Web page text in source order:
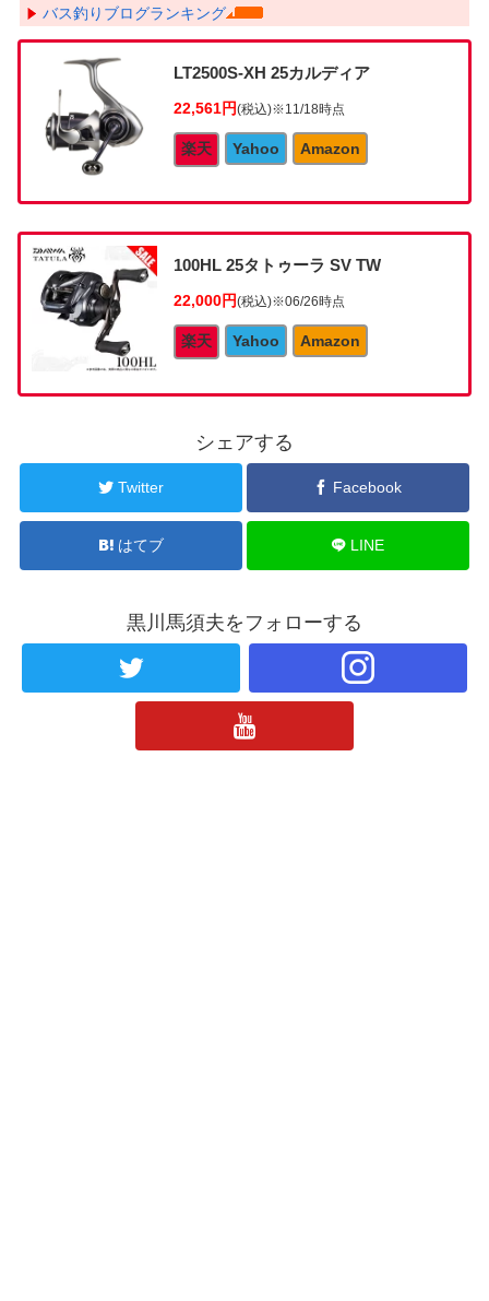
バス釣りブログランキング
LT2500S-XH 25カルディア
22,561円(税込)※11/18時点
楽天 Yahoo Amazon
100HL 25タトゥーラ SV TW
22,000円(税込)※06/26時点
楽天 Yahoo Amazon
シェアする
Twitter Facebook
はてブ LINE
黒川馬須夫をフォローする